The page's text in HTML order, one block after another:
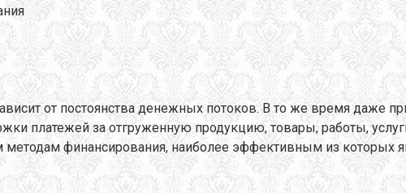
от постоянства денежных потоков. В то же время даже
платежей за отгруженную продукцию, товары, работы,
финансирования, наиболее эффективным из которых